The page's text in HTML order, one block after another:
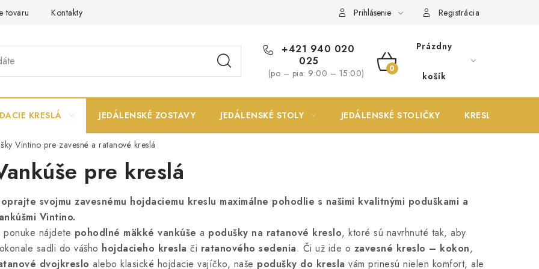
tovaru Kontakty Prihlásenie Registrácia
+421 940 020
025
(po – pia: 9:00 – 15:00)
NÁKUPNÝ
Prázdny
košík
KRESLÁ JEDÁLENSKÉ ZOSTAVY JEDÁLENSKÉ STOLY JEDÁLENSKÉ STOLIČKY KRESLÁ
Vintino pre zavesné a ratanové kreslá
pre kreslá
svojmu zavesnému hojdaciemu kreslu maximálne pohodlie s našimi kvalitnými poduškami a
Vintino.
ponuke nájdete pohodlné mäkké vankúše a podušky na ratanové kreslo, ktoré sú navrhnuté tak, aby
sadli do vášho hojdacieho kresla či ratanového sedenia. Či už ide o zavesné kreslo – kokon,
dvojkreslo alebo klasické hojdacie vajíčko, naše podušky do kresla vám prinesú nielen komfort, ale